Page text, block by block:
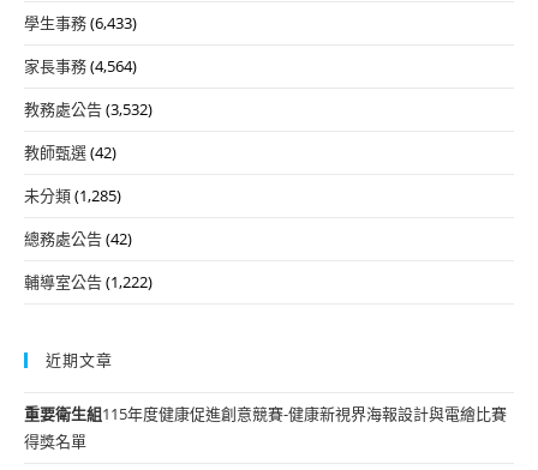
學生事務(6,433)
家長事務(4,564)
教務處公告(3,532)
教師甄選(42)
未分類(1,285)
總務處公告(42)
輔導室公告(1,222)
近期文章
重要衛生組115年度健康促進創意競賽-健康新視界海報設計與電繪比賽
得獎名單